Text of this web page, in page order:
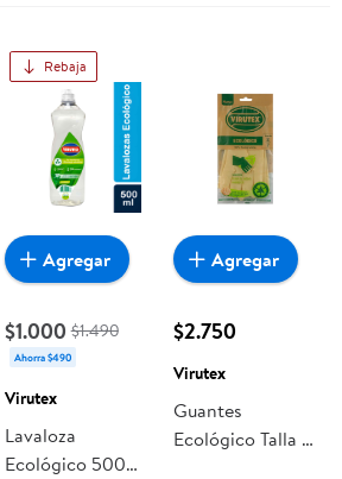
Rebaja
$1.000 $1.490
Ahorra $490
Virutex
Lavaloza
Ecológico 500
Agregar
$2.750
Virutex
Guantes
Ecológico Talla P
Agregar